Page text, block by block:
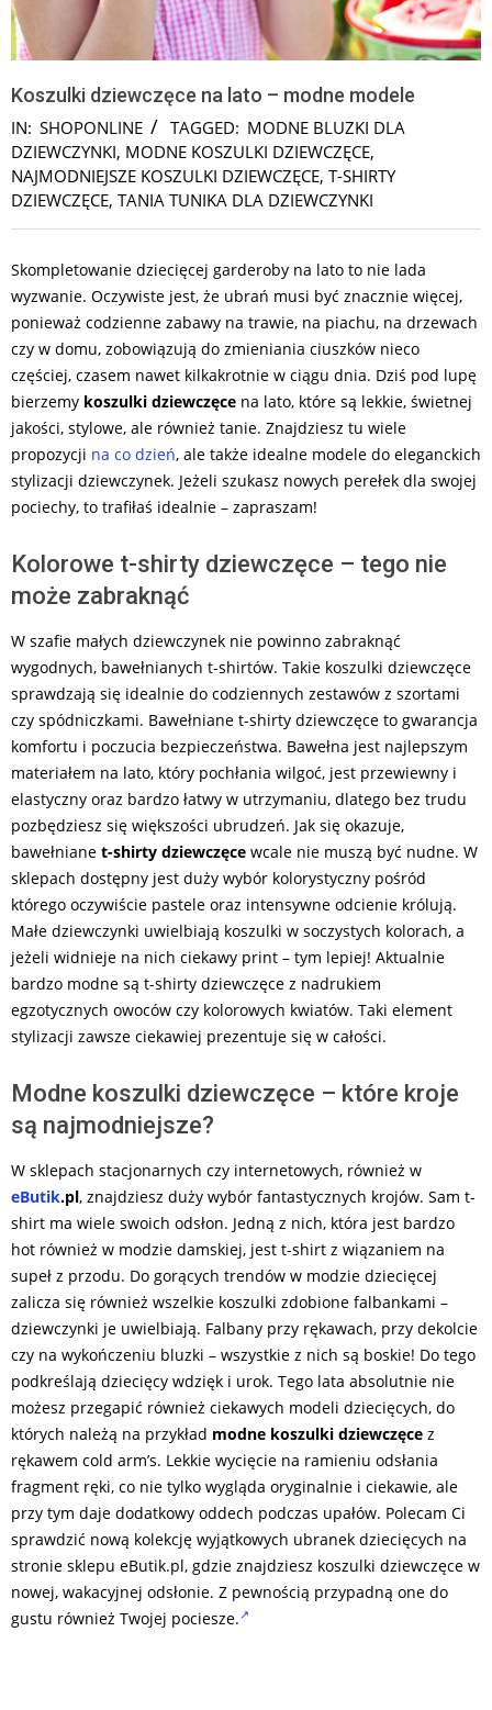
Koszulki dziewczęce na lato – modne modele
IN: SHOPONLINE TAGGED: MODNE BLUZKI DLA
DZIEWCZYNKI, MODNE KOSZULKI DZIEWCZĘCE,
NAJMODNIEJSZE KOSZULKI DZIEWCZĘCE, T-SHIRTY
DZIEWCZĘCE, TANIA TUNIKA DLA DZIEWCZYNKI
Skompletowanie dziecięcej garderoby na lato to nie lada
wyzwanie. Oczywiste jest, że ubrań musi być znacznie więcej,
ponieważ codzienne zabawy na trawie, na piachu, na drzewach
czy w domu, zobowiązują do zmieniania ciuszków nieco
częściej, czasem nawet kilkakrotnie w ciągu dnia. Dziś pod lupę
bierzemy koszulki dziewczęce na lato, które są lekkie, świetnej
jakości, stylowe, ale również tanie. Znajdziesz tu wiele
propozycji na co dzień, ale także idealne modele do eleganckich
stylizacji dziewczynek. Jeżeli szukasz nowych perełek dla swojej
pociechy, to trafiłaś idealnie – zapraszam!
Kolorowe t-shirty dziewczęce – tego nie
może zabraknąć
W szafie małych dziewczynek nie powinno zabraknąć
wygodnych, bawełnianych t-shirtów. Takie koszulki dziewczęce
sprawdzają się idealnie do codziennych zestawów z szortami
czy spódniczkami. Bawełniane t-shirty dziewczęce to gwarancja
komfortu i poczucia bezpieczeństwa. Bawełna jest najlepszym
materiałem na lato, który pochłania wilgoć, jest przewiewny i
elastyczny oraz bardzo łatwy w utrzymaniu, dlatego bez trudu
pozbędziesz się większości ubrudzeń. Jak się okazuje,
bawełniane t-shirty dziewczęce wcale nie muszą być nudne. W
sklepach dostępny jest duży wybór kolorystyczny pośród
którego oczywiście pastele oraz intensywne odcienie królują.
Małe dziewczynki uwielbiają koszulki w soczystych kolorach, a
jeżeli widnieje na nich ciekawy print – tym lepiej! Aktualnie
bardzo modne są t-shirty dziewczęce z nadrukiem
egzotycznych owoców czy kolorowych kwiatów. Taki element
stylizacji zawsze ciekawiej prezentuje się w całości.
Modne koszulki dziewczęce – które kroje
są najmodniejsze?
W sklepach stacjonarnych czy internetowych, również w
eButik.pl, znajdziesz duży wybór fantastycznych krojów. Sam t-
shirt ma wiele swoich odsłon. Jedną z nich, która jest bardzo
hot również w modzie damskiej, jest t-shirt z wiązaniem na
supeł z przodu. Do gorących trendów w modzie dziecięcej
zalicza się również wszelkie koszulki zdobione falbankami –
dziewczynki je uwielbiają. Falbany przy rękawach, przy dekolcie
czy na wykończeniu bluzki – wszystkie z nich są boskie! Do tego
podkreślają dziecięcy wdzięk i urok. Tego lata absolutnie nie
możesz przegapić również ciekawych modeli dziecięcych, do
których należą na przykład modne koszulki dziewczęce z
rękawem cold arm’s. Lekkie wycięcie na ramieniu odsłania
fragment ręki, co nie tylko wygląda oryginalnie i ciekawie, ale
przy tym daje dodatkowy oddech podczas upałów. Polecam Ci
sprawdzić nową kolekcję wyjątkowych ubranek dziecięcych na
stronie sklepu eButik.pl, gdzie znajdziesz koszulki dziewczęce w
nowej, wakacyjnej odsłonie. Z pewnością przypadną one do
gustu również Twojej pociesze.